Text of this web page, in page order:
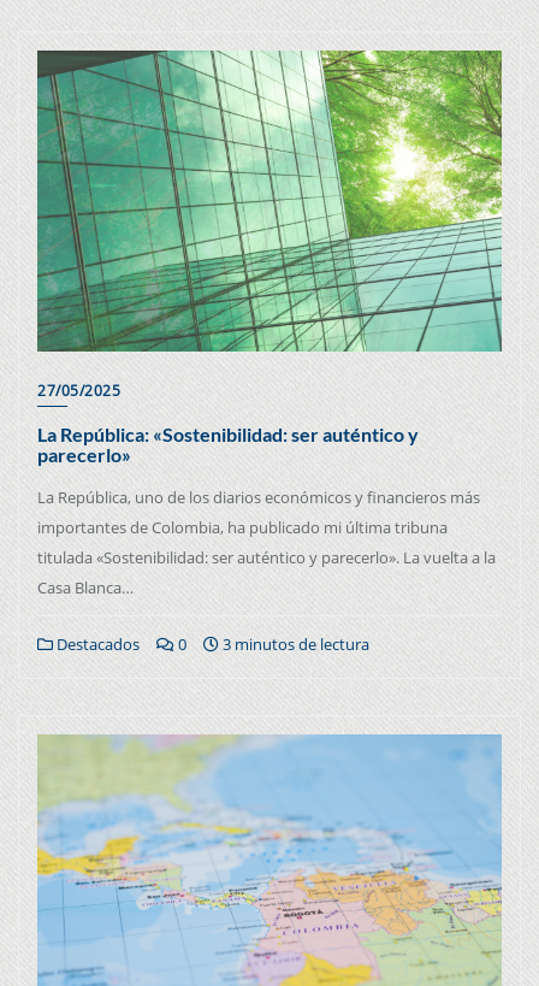
27/05/2025
La República: «Sostenibilidad: ser auténtico y
parecerlo»
La República, uno de los diarios económicos y financieros más
importantes de Colombia, ha publicado mi última tribuna
titulada «Sostenibilidad: ser auténtico y parecerlo». La vuelta a la
Casa Blanca…
Destacados 0 3 minutos de lectura